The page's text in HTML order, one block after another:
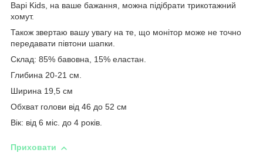
Варі Kids, на ваше бажання, можна підібрати трикотажний
хомут.
Також звертаю вашу увагу на те, що монітор може не точно
передавати півтони шапки.
Склад: 85% бавовна, 15% еластан.
Глибина 20-21 см.
Ширина 19,5 см
Обхват голови від 46 до 52 см
Вік: від 6 міс. до 4 років.
Приховати